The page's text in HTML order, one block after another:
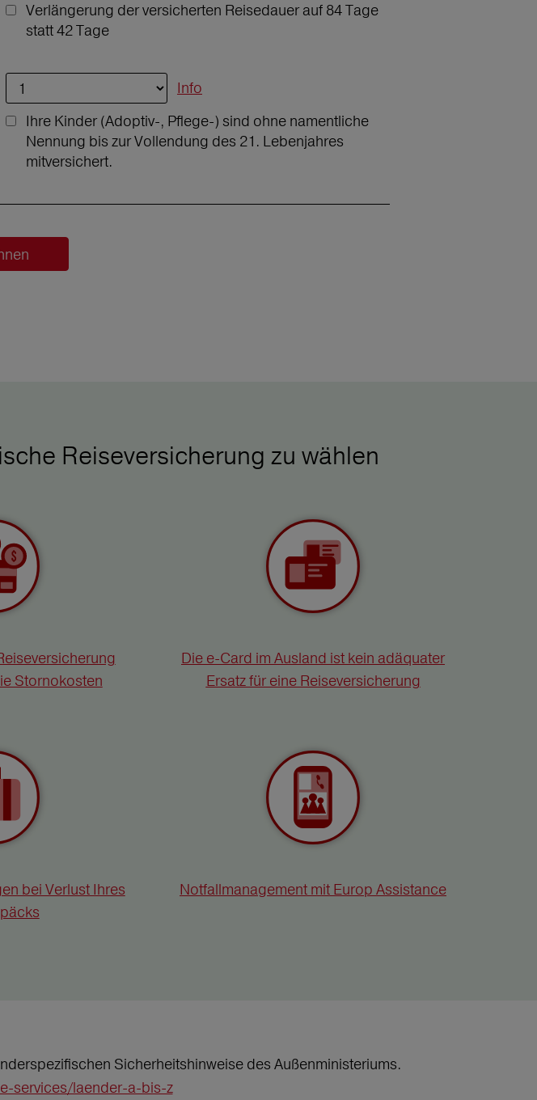
Verlängerung der versicherten Reisedauer auf 84 Tage
statt 42 Tage
Info
Ihre Kinder (Adoptiv-, Pflege-) sind ohne namentliche
Nennung bis zur Vollendung des 21. Lebenjahres
mitversichert.
Reiseversicherung zu wählen
Stornokosten
Die e-Card im Ausland ist kein adäquater
Ersatz für eine Reiseversicherung
bei Verlust Ihres
Notfallmanagement mit Europ Assistance
Sicherheitshinweise des Außenministeriums.
services/laender-a-bis-z